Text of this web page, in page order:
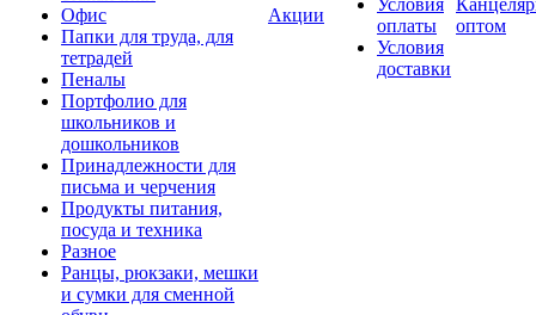
Офис
Папки для труда, для
тетрадей
Пеналы
Портфолио для
школьников и
дошкольников
Принадлежности для
письма и черчения
Продукты питания,
посуда и техника
Разное
Ранцы, рюкзаки, мешки
и сумки для сменной
Акции
оплаты
Условия
доставки
оптом